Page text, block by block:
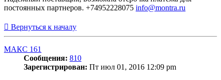
постоянных партнеров. +74952228075 info@montra.ru
Вернуться к началу
МАКС 161
Сообщения: 810
Зарегистрирован: Пт июл 01, 2016 12:09 pm